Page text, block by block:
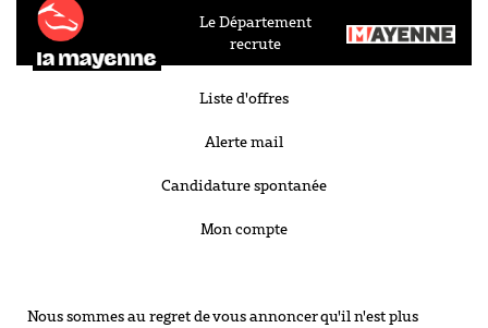
Le Département
recrute
Liste d'offres
Alerte mail
Candidature spontanée
Mon compte
Nous sommes au regret de vous annoncer qu'il n'est plus